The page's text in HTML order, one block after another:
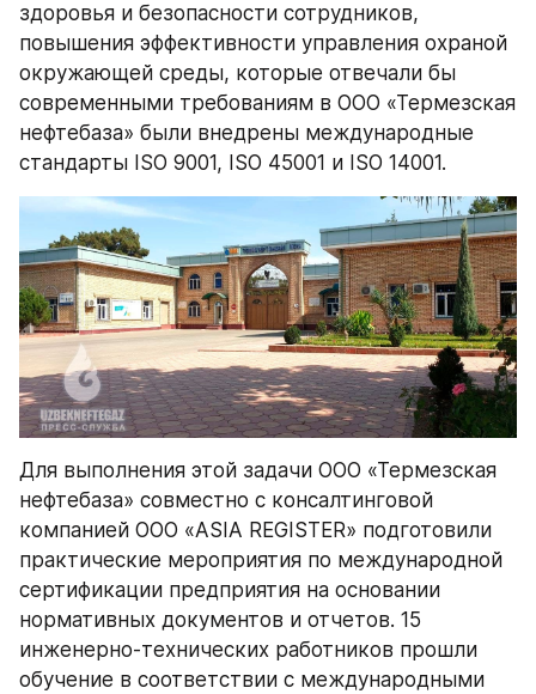
здоровья и безопасности сотрудников,
повышения эффективности управления охраной
окружающей среды, которые отвечали бы
современными требованиям в ООО «Термезская
нефтебаза» были внедрены международные
стандарты ISO 9001, ISO 45001 и ISO 14001.
Для выполнения этой задачи ООО «Термезская
нефтебаза» совместно с консалтинговой
компанией ООО «ASIA REGISTER» подготовили
практические мероприятия по международной
сертификации предприятия на основании
нормативных документов и отчетов. 15
инженерно-технических работников прошли
обучение в соответствии с международными